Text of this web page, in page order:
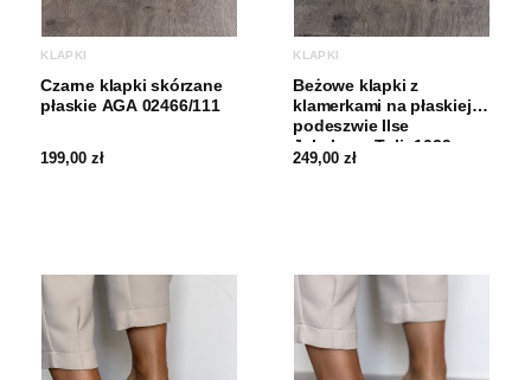
KLAPKI
Czarne klapki skórzane
płaskie AGA 02466/111
199,00zł
KLAPKI
Beżowe klapki z
klamerkami na płaskiej
podeszwie Ilse
Jakobsen Tulip1039
249,00zł